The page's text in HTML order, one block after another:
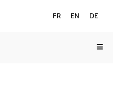
FR EN DE